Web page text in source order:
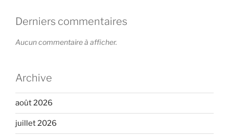
Derniers commentaires
Aucun commentaire à afficher.
Archive
août 2026
juillet 2026